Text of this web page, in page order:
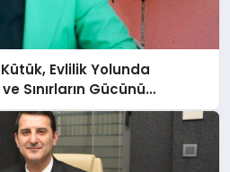
Evlilik Yolunda
Sınırların Gücünü